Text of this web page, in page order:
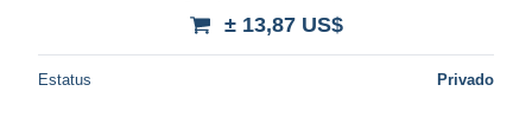
± 13,87 US$
Estatus Privado